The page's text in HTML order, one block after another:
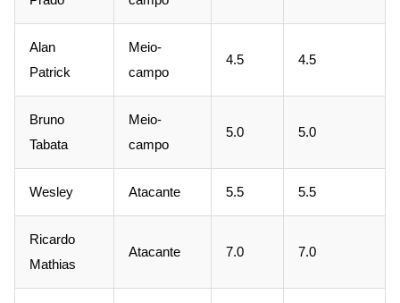
Alan
Patrick
Meio-
campo
4.5 4.5
Bruno
Tabata
Meio-
campo
5.0 5.0
Wesley Atacante 5.5 5.5
Ricardo
Mathias
Atacante 7.0 7.0